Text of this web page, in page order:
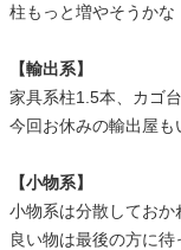
柱もっと増やそうかな
【輸出系】
家具系柱1.5本、カゴ
今回お休みの輸出屋も
【小物系】
小物系は分散しておか
良い物は最後の方に待